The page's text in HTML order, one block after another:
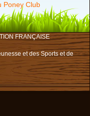
Poney Club
FRANÇAISE
et des Sports et de